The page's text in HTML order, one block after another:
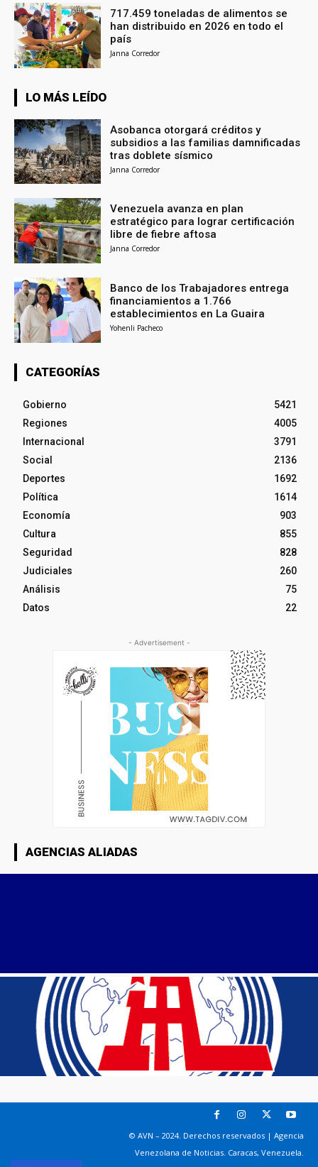
717.459 toneladas de alimentos se
han distribuido en 2026 en todo el
país
Janna Corredor
LO MÁS LEÍDO
Asobanca otorgará créditos y
subsidios a las familias damnificadas
tras doblete sísmico
Janna Corredor
Venezuela avanza en plan
estratégico para lograr certificación
libre de fiebre aftosa
Janna Corredor
Banco de los Trabajadores entrega
financiamientos a 1.766
establecimientos en La Guaira
Yohenli Pacheco
CATEGORÍAS
Gobierno
5421
Regiones
4005
Internacional
3791
Social
2136
Deportes
1692
Política
1614
Economía
903
Cultura
855
Seguridad
828
Judiciales
260
Análisis
75
Datos
22
- Advertisement -
AGENCIAS ALIADAS
© AVN – 2024. Derechos reservados | Agencia
Venezolana de Noticias. Caracas, Venezuela.